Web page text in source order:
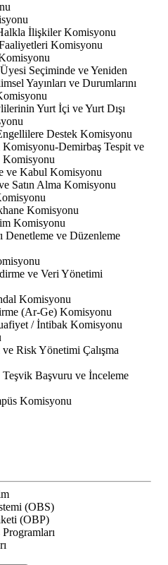
İlişkiler Komisyonu
Komisyonu
Seçiminde ve Yeniden
Yayınları ve Durumlarını
Yurt İçi ve Yurt Dışı
Destek Komisyonu
Komisyonu-Demirbaş Tespit ve
Komisyonu
ve Kabul Komisyonu
Satın Alma Komisyonu
Komisyonu
Komisyonu
Denetleme ve Düzenleme
ve Veri Yönetimi
Komisyonu
(Ar-Ge) Komisyonu
/ İntibak Komisyonu
Risk Yönetimi Çalışma
Başvuru ve İnceleme
Komisyonu
(OBS)
(OBP)